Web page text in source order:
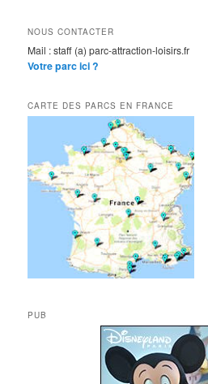
NOUS CONTACTER
Mail : staff (a) parc-attraction-loisirs.fr
Votre parc ici ?
CARTE DES PARCS EN FRANCE
PUB